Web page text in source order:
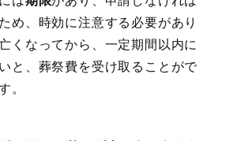
め、時効に注意する必要があり
くなってから、一定期間以内に
と、葬祭費を受け取ることがで
。